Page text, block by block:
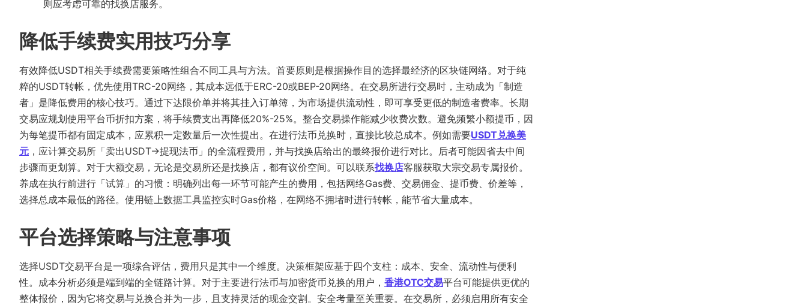
则应考虑可靠的找换店服务。
降低手续费实用技巧分享
有效降低USDT相关手续费需要策略性组合不同工具与方法。首要原则是根据操作目的选择最经济的区块链网络。对于纯
粹的USDT转帐，优先使用TRC-20网络，其成本远低于ERC-20或BEP-20网络。在交易所进行交易时，主动成为「制造
者」是降低费用的核心技巧。通过下达限价单并将其挂入订单簿，为市场提供流动性，即可享受更低的制造者费率。长期
交易应规划使用平台币折扣方案，将手续费支出再降低20%-25%。整合交易操作能减少收费次数。避免频繁小额提币，因
为每笔提币都有固定成本，应累积一定数量后一次性提出。在进行法币兑换时，直接比较总成本。例如需要USDT兑换美
元 ，应计算交易所「卖出USDT→提现法币」的全流程费用，并与找换店给出的最终报价进行对比。后者可能因省去中间
步骤而更划算。对于大额交易，无论是交易所还是找换店，都有议价空间。可以联系找换店客服获取大宗交易专属报价。
养成在执行前进行「试算」的习惯：明确列出每一环节可能产生的费用，包括网络Gas费、交易佣金、提币费、价差等，
选择总成本最低的路径。使用链上数据工具监控实时Gas价格，在网络不拥堵时进行转帐，能节省大量成本。
平台选择策略与注意事项
选择USDT交易平台是一项综合评估，费用只是其中一个维度。决策框架应基于四个支柱：成本、安全、流动性与便利
性。成本分析必须是端到端的全链路计算。对于主要进行法币与加密货币兑换的用户， 香港OTC交易平台可能提供更优的
整体报价，因为它将交易与兑换合并为一步，且支持灵活的现金交割。安全考量至关重要。在交易所，必须启用所有安全